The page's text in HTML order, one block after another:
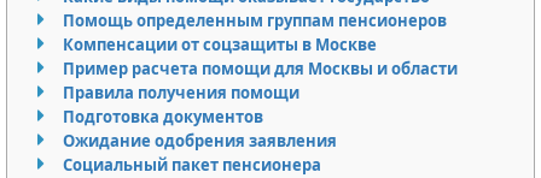
Закон
Психология
Спорт и фитнес
Сотрудничество
Размещение рекламы
Для правообладателей
Помощь определенным группам пенсионеров
Компенсации от соцзащиты в Москве
Пример расчета помощи для Москвы и области
Правила получения помощи
Подготовка документов
Ожидание одобрения заявления
Социальный пакет пенсионера